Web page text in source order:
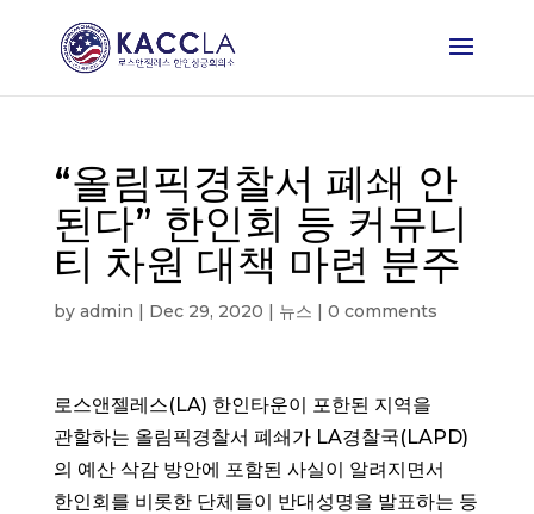
“올림픽경찰서 폐쇄 안
된다” 한인회 등 커뮤니
티 차원 대책 마련 분주
by admin | Dec 29, 2020 | 뉴스 | 0 comments
로스앤젤레스(LA) 한인타운이 포한된 지역을
관할하는 올림픽경찰서 폐쇄가 LA경찰국(LAPD)
의 예산 삭감 방안에 포함된 사실이 알려지면서
한인회를 비롯한 단체들이 반대성명을 발표하는 등